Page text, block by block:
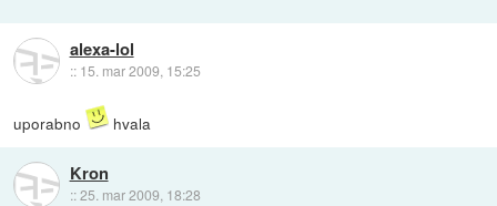
alexa-lol
:: 15. mar 2009, 15:25
uporabno hvala
Kron
::25. mar 2009, 18:28